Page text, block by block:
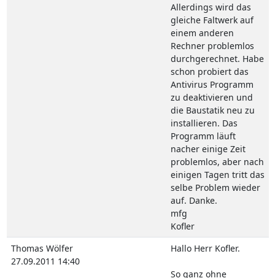
Allerdings wird das
gleiche Faltwerk auf
einem anderen
Rechner problemlos
durchgerechnet. Habe
schon probiert das
Antivirus Programm
zu deaktivieren und
die Baustatik neu zu
installieren. Das
Programm läuft
nacher einige Zeit
problemlos, aber nach
einigen Tagen tritt das
selbe Problem wieder
auf. Danke.
mfg
Kofler
Thomas Wölfer
27.09.2011 14:40
Hallo Herr Kofler.
So ganz ohne